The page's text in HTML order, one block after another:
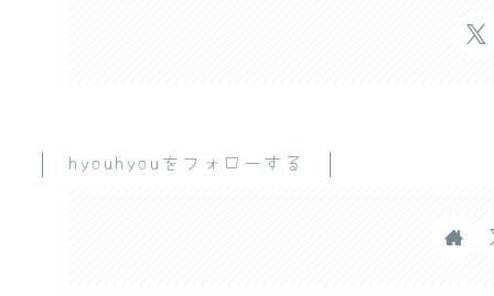
hyouhyouをフォローする